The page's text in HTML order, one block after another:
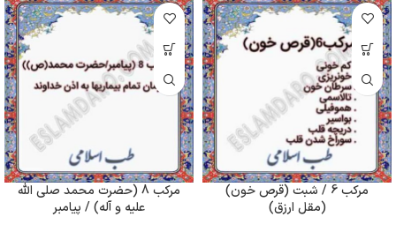
مرکب 6 / شبت (قرص خون)
(مقل ارزق)
مرکب 8 (حضرت محمد صلی الله
علیه و آله) / پیامبر